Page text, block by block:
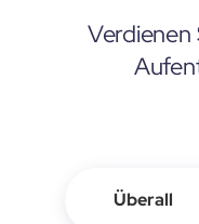
Verdienen
Überall